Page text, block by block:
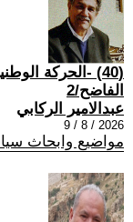
(40) -الحركة
الفاضح/2
عبدالامير الركابي
2026 / 8 / 9
مواضيع وابحاث